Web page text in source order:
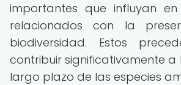
importantes que influyan
relacionados con la
biodiversidad. Estos
contribuir significativamente
largo plazo de las especies